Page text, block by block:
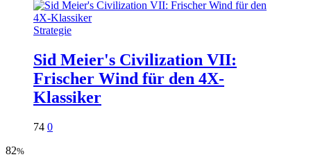
Strategie
Sid Meier's Civilization VII:
Frischer Wind für den 4X-
Klassiker
74 0
82%